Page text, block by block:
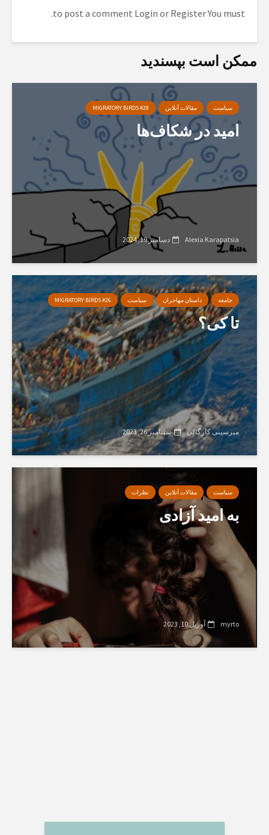
You must
Register
Login
ممکن است بپسندید
سیاست مقالات آنلاین MIGRATORY BIRDS #28
امید در شکاف‌ها
Alexia Karapatsia دسامبر 19, 2024
جامعه داستان مهاجران سیاست MIGRATORY BIRDS #26
تا کی؟
میرسینی کارگالی سپتامبر 26, 2023
سیاست مقالات آنلاین نظرات
به امید آزادی
myrto آوریل 10, 2023